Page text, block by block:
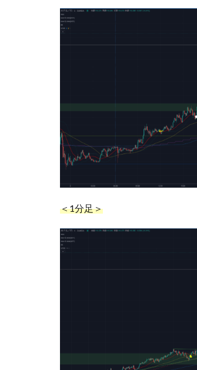
＜1分足＞